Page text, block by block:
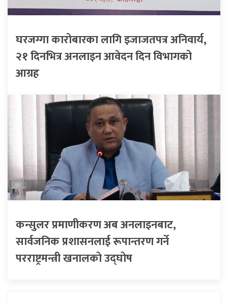
घरजग्गा कारोबारका लागि इजाजतपत्र अनिवार्य,
२१ दिनभित्र अनलाइन आवेदन दिन विभागको
आग्रह
कन्सुलर प्रमाणीकरण अब अनलाइनबाट,
सार्वजनिक प्रशासनलाई रूपान्तरण गर्ने
परराष्ट्रमन्त्री खनालको उद्घोष